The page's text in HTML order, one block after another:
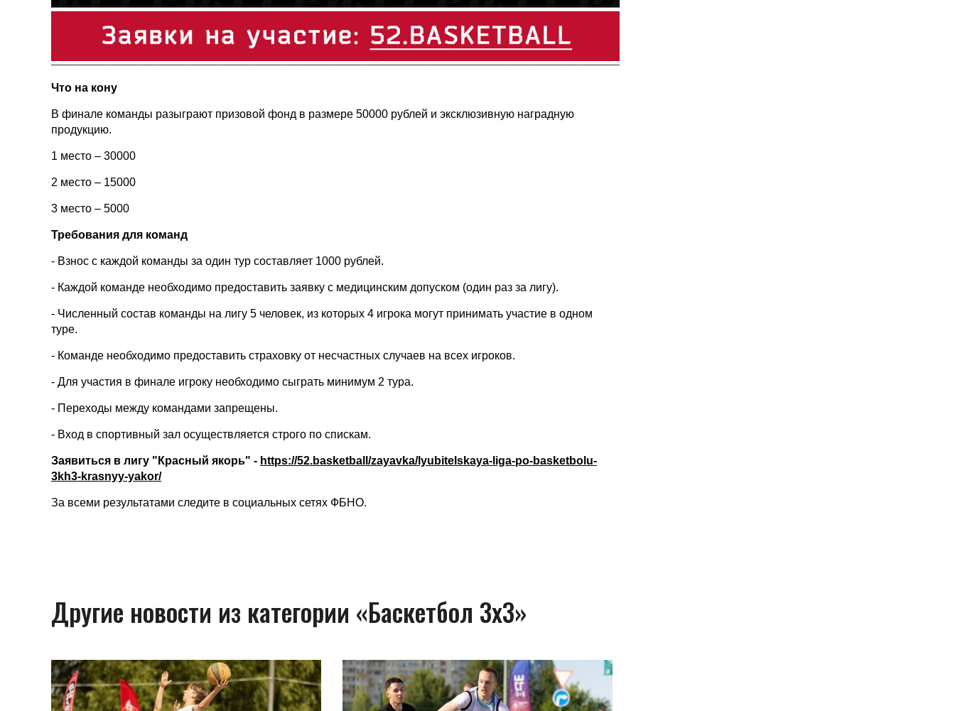
Что на кону
В финале команды разыграют призовой фонд в размере 50000 рублей и эксклюзивную наградную
продукцию.
1 место – 30000
2 место – 15000
3 место – 5000
Требования для команд
- Взнос с каждой команды за один тур составляет 1000 рублей.
- Каждой команде необходимо предоставить заявку с медицинским допуском (один раз за лигу).
- Численный состав команды на лигу 5 человек, из которых 4 игрока могут принимать участие в одном
туре.
- Команде необходимо предоставить страховку от несчастных случаев на всех игроков.
- Для участия в финале игроку необходимо сыграть минимум 2 тура.
- Переходы между командами запрещены.
- Вход в спортивный зал осуществляется строго по спискам.
Заявиться в лигу "Красный якорь" - https://52.basketball/zayavka/lyubitelskaya-liga-po-basketbolu-
3kh3-krasnyy-yakor/
За всеми результатами следите в социальных сетях ФБНО.
Другие новости из категории «Баскетбол 3х3»